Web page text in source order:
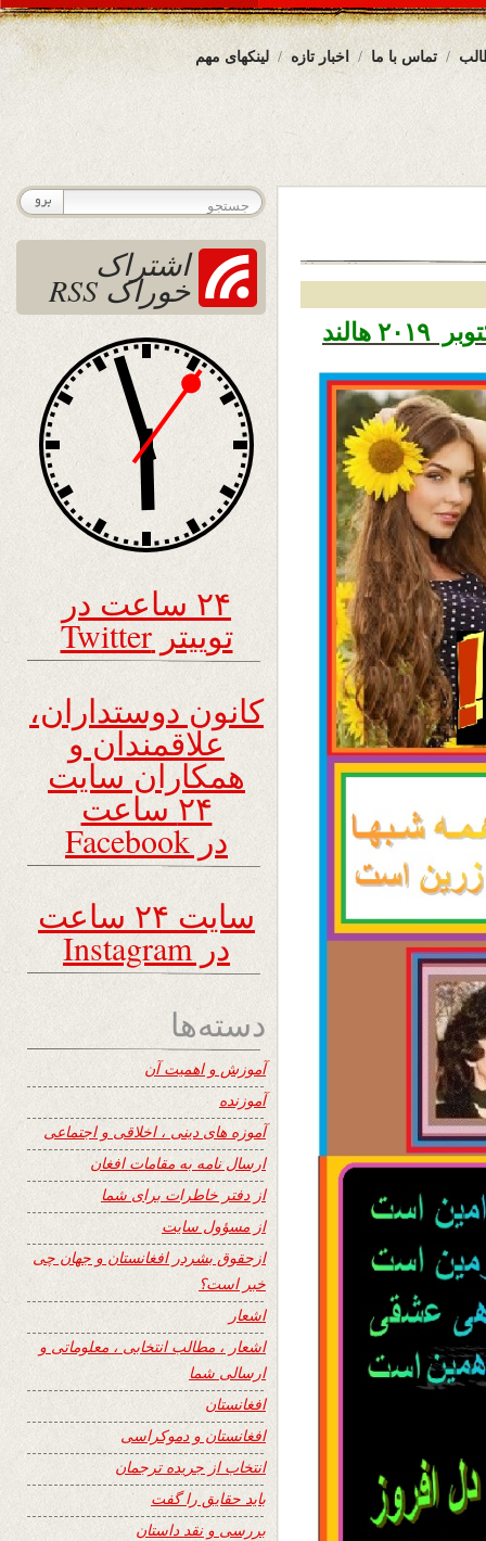
لینکهای مهم اخبار تازه تماس با ما
اشتراک
خوراک RSS
۲۴ ساعت در
توییتر Twitter
کانون دوستداران،
علاقمندان و
همکاران سایت
۲۴ ساعت
در Facebook
سایت ۲۴ ساعت
در Instagram
دسته‌ها
آموزش و اهمیت آن
آموزنده
آموزه های دینی ، اخلاقی و اجتماعی
ارسال نامه به مقامات افغان
از دفتر خاطرات برای شما
از مسؤول سایت
ازحقوق بشردر افغانستان و جهان چی
خبر است؟
اشعار
اشعار ، مطالب انتخابی ، معلوماتی و
ارسالی شما
افغانستان
افغانستان و دموکراسی
انتخاب از جریده ترجمان
باید حقایق را گفت
بررسی و نقد داستان